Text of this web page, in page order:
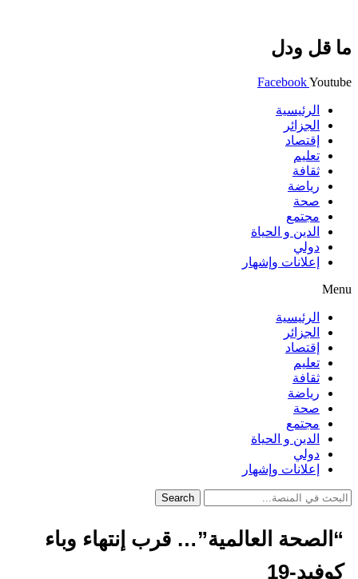
ما قل ودل
FacebookYoutube
الرئيسية
الجزائر
إقتصاد
تعليم
ثقافة
رياضة
صحة
مجتمع
الدين و الحياة
دولي
إعلانات وإشهار
Menu
الرئيسية
الجزائر
إقتصاد
تعليم
ثقافة
رياضة
صحة
مجتمع
الدين و الحياة
دولي
إعلانات وإشهار
Search
“الصحة العالمية”… قرب إنتهاء وباء
كوفيد-19